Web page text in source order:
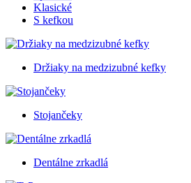
Klasické
S kefkou
Držiaky na medzizubné kefky
Stojančeky
Dentálne zrkadlá